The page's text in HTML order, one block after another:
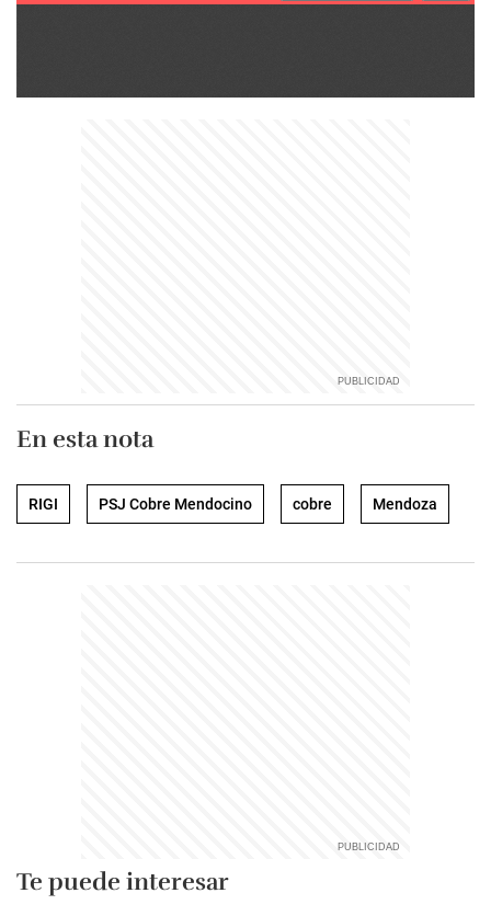
En esta nota
RIGI PSJ Cobre Mendocino cobre Mendoza
Te puede interesar